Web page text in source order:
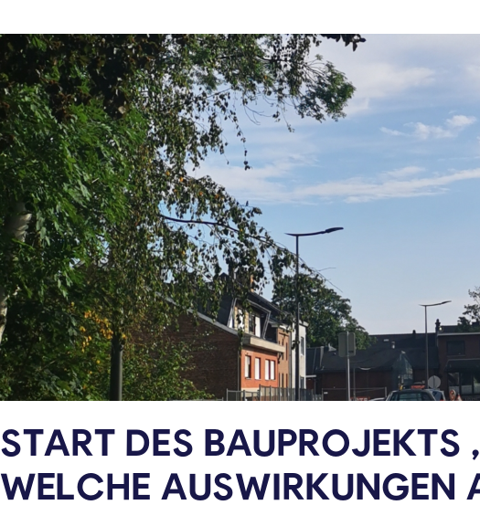
START DES
WELCHE AUSWIRKUNGEN